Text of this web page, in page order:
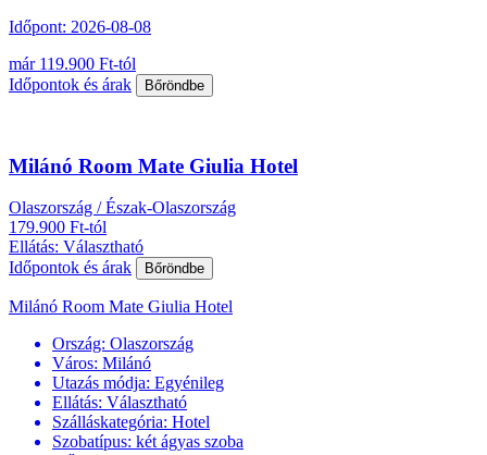
Időpont: 2026-08-08
már 119.900 Ft-tól
Időpontok és árak
Bőröndbe
Milánó Room Mate Giulia Hotel
Olaszország / Észak-Olaszország
179.900 Ft-tól
Ellátás: Választható
Időpontok és árak
Bőröndbe
Milánó Room Mate Giulia Hotel
Ország: Olaszország
Város: Milánó
Utazás módja: Egyénileg
Ellátás: Választható
Szálláskategória: Hotel
Szobatípus: két ágyas szoba